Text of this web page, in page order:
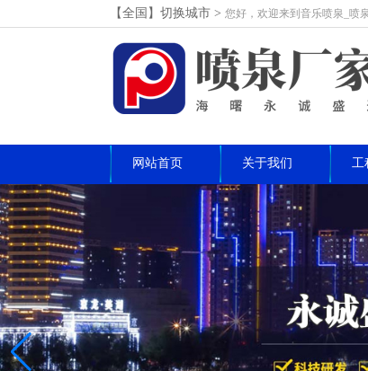
【全国】切换城市> 您好，欢迎来到音乐喷泉_喷
网站首页 关于我们 工